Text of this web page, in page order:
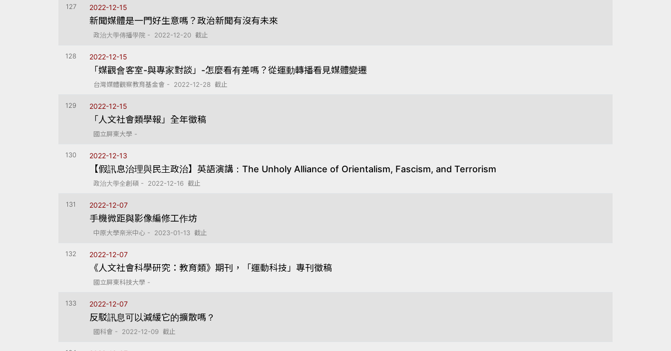
127 2022-12-15
新聞媒體是一門好生意嗎？政治新聞有沒有未來
政治大學傳播學院 - 2022-12-20 截止
128 2022-12-15
「媒觀會客室-與專家對談」-怎麼看有差嗎？從運動轉播看見媒體變遷
台灣媒體觀察教育基金會 - 2022-12-28 截止
129 2022-12-15
「人文社會類學報」全年徵稿
國立屏東大學 -
130 2022-12-13
【假訊息治理與民主政治】英語演講：The Unholy Alliance of Orientalism, Fascism, and Terrorism
政治大學全創碩 - 2022-12-16 截止
131 2022-12-07
手機微距與影像編修工作坊
中原大學奈米中心 - 2023-01-13 截止
132 2022-12-07
《人文社會科學研究：教育類》期刊，「運動科技」專刊徵稿
國立屏東科技大學 -
133 2022-12-07
反駁訊息可以減緩它的擴散嗎？
國科會 - 2022-12-09 截止